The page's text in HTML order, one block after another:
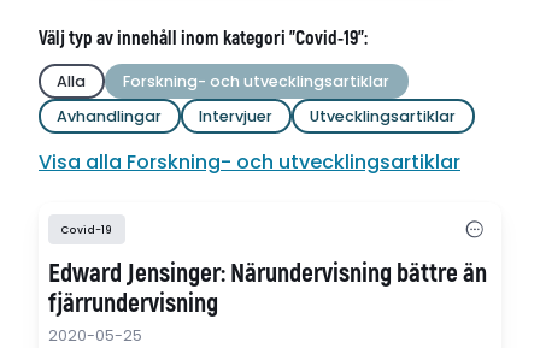
Välj typ av innehåll inom kategori "Covid-19":
Alla
Forskning- och utvecklingsartiklar
Avhandlingar
Intervjuer Utvecklingsartiklar
Visa alla Forskning- och utvecklingsartiklar
Covid-19
Edward Jensinger: Närundervisning bättre än
fjärrundervisning
2020-05-25